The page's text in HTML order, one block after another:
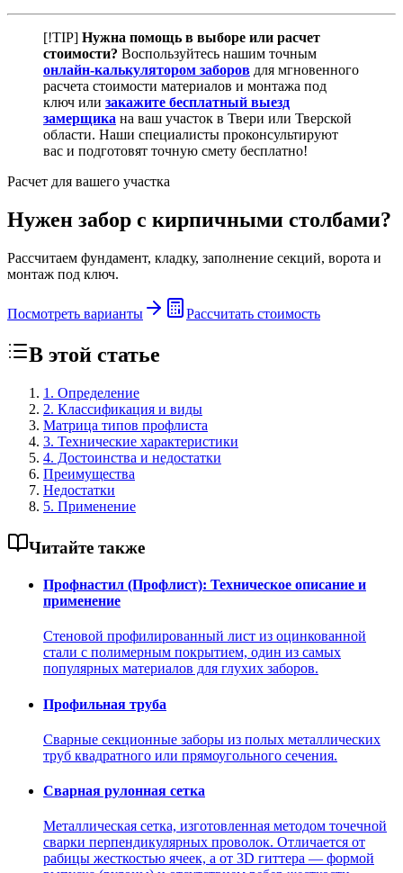
[!TIP] Нужна помощь в выборе или расчет
стоимости? Воспользуйтесь нашим точным
онлайн-калькулятором заборов для мгновенного
расчета стоимости материалов и монтажа под
ключ или закажите бесплатный выезд
замерщика на ваш участок в Твери или Тверской
области. Наши специалисты проконсультируют
вас и подготовят точную смету бесплатно!
Расчет для вашего участка
Нужен забор с кирпичными столбами?
Рассчитаем фундамент, кладку, заполнение секций, ворота и
монтаж под ключ.
Посмотреть варианты Рассчитать стоимость
В этой статье
1. Определение
2. Классификация и виды
Матрица типов профлиста
3. Технические характеристики
4. Достоинства и недостатки
Преимущества
Недостатки
5. Применение
Читайте также
Профнастил (Профлист): Техническое описание и
применение
Стеновой профилированный лист из оцинкованной
стали с полимерным покрытием, один из самых
популярных материалов для глухих заборов.
Профильная труба
Сварные секционные заборы из полых металлических
труб квадратного или прямоугольного сечения.
Сварная рулонная сетка
Металлическая сетка, изготовленная методом точечной
сварки перпендикулярных проволок. Отличается от
рабицы жесткостью ячеек, а от 3D гиттера — формой